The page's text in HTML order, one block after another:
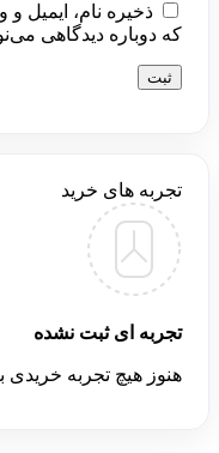
ذخیره نام، ایمیل
که دوباره دیدگاهی
تجربه های خرید
تجربه ای ثبت نشده
هنوز هیچ تجربه